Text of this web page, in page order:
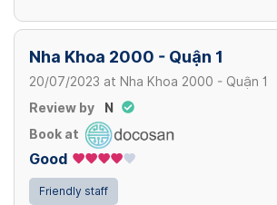
Nha Khoa 2000 - Quận 1
20/07/2023 at Nha Khoa 2000 - Quận 1
Review by
N
Book at
Good
Friendly staff